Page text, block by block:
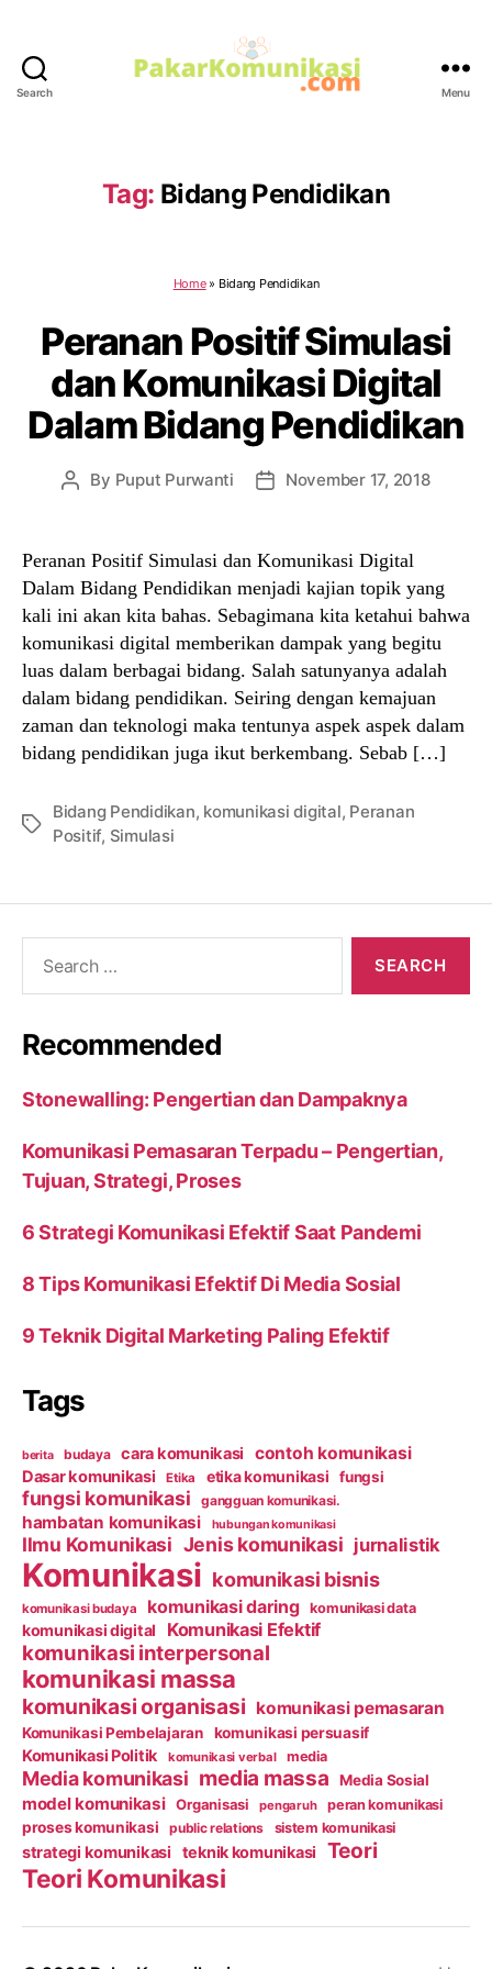
Search Menu
Tag: Bidang Pendidikan
Home» Bidang Pendidikan
Peranan Positif Simulasi
dan Komunikasi Digital
Dalam Bidang Pendidikan
Post
By Puput Purwanti
PostNovember 17, 2018
Peranan Positif Simulasi dan Komunikasi Digital
Dalam Bidang Pendidikan menjadi kajian topik yang
kali ini akan kita bahas. Sebagimana kita ketahui bahwa
komunikasi digital memberikan dampak yang begitu
luas dalam berbagai bidang. Salah satunyanya adalah
dalam bidang pendidikan. Seiring dengan kemajuan
zaman dan teknologi maka tentunya aspek aspek dalam
bidang pendidikan juga ikut berkembang. Sebab […]
Tags
Bidang Pendidikan, komunikasi digital, Peranan
Positif, Simulasi
Recommended
Stonewalling: Pengertian dan Dampaknya
Komunikasi Pemasaran Terpadu – Pengertian,
Tujuan, Strategi, Proses
6 Strategi Komunikasi Efektif Saat Pandemi
8 Tips Komunikasi Efektif Di Media Sosial
9 Teknik Digital Marketing Paling Efektif
Tags
berita budaya cara komunikasi contoh komunikasi
Dasar komunikasi Etika etika komunikasi fungsi
fungsi komunikasi gangguan komunikasi.
hambatan komunikasi hubungan komunikasi
Ilmu Komunikasi Jenis komunikasi jurnalistik
Komunikasi komunikasi bisnis
komunikasi budaya komunikasi daring komunikasi data
komunikasi digital Komunikasi Efektif
komunikasi interpersonal
komunikasi massa
komunikasi organisasi komunikasi pemasaran
Komunikasi Pembelajaran komunikasi persuasif
Komunikasi Politik komunikasi verbal media
Media komunikasi media massa Media Sosial
model komunikasi Organisasi pengaruh peran komunikasi
proses komunikasi public relations sistem komunikasi
strategi komunikasi teknik komunikasi Teori
Teori Komunikasi